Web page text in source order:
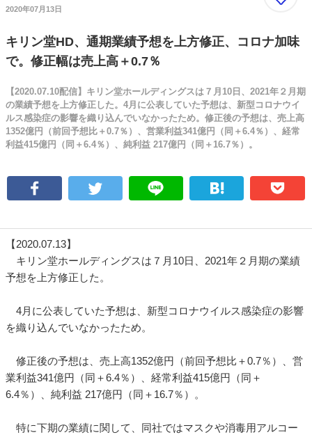
2020年07月13日
キリン堂HD、通期業績予想を上方修正、コロナ加味
で。修正幅は売上高＋0.7％
【2020.07.10配信】キリン堂ホールディングスは７月10日、2021年２月期
の業績予想を上方修正した。4月に公表していた予想は、新型コロナウイ
ルス感染症の影響を織り込んでいなかったため。修正後の予想は、売上高
1352億円（前回予想比＋0.7％）、営業利益341億円（同＋6.4％）、経常
利益415億円（同＋6.4％）、純利益 217億円（同＋16.7％）。
【2020.07.13】
キリン堂ホールディングスは７月10日、2021年２月期の業績
予想を上方修正した。
4月に公表していた予想は、新型コロナウイルス感染症の影響
を織り込んでいなかったため。
修正後の予想は、売上高1352億円（前回予想比＋0.7％）、営
業利益341億円（同＋6.4％）、経常利益415億円（同＋
6.4％）、純利益 217億円（同＋16.7％）。
特に下期の業績に関して、同社ではマスクや消毒用アルコー